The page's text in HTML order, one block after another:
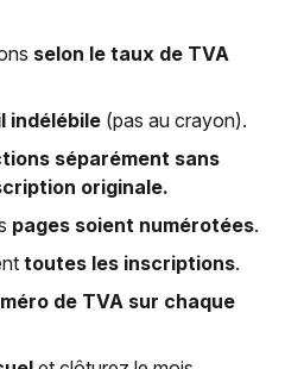
selon le taux de TVA
indélébile (pas au crayon).
séparément sans
originale.
pages soient numérotées.
toutes les inscriptions.
de TVA sur chaque